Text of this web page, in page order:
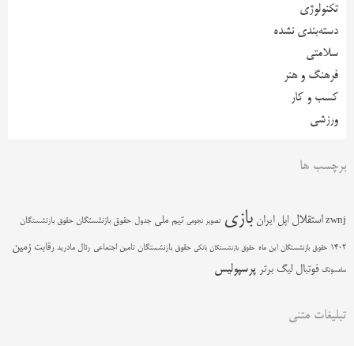
تکنولوژی
دسته‌بندی نشده
سلامتی
فرهنگ و هنر
کسب و کار
ورزشی
برچسب ها
zwnj استقلال اپل ایران بازی تصویر نجومی تیم ملی جدول حقوق بازنشستگان حقوق بازنشستگان
1402 حقوق بازنشستگان این ماه حقوق بازنشستگان بانکی حقوق بازنشستگان تامین اجتماعی رئال مادرید رقابت زمین
سامسونگ فوتبال لیگ برتر پرسپولیس
تبلیغات متنی